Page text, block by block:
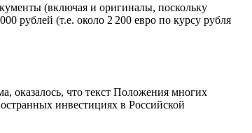
(включая и оригиналы, поскольку
рублей (т.е. около 2 200 евро по курсу рубля
оказалось, что текст Положения многих
инвестициях в Российской